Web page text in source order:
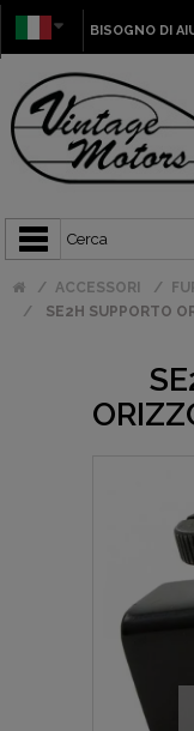
BISOGNO DI
ACCESSORI
SE2H SUPPORTO